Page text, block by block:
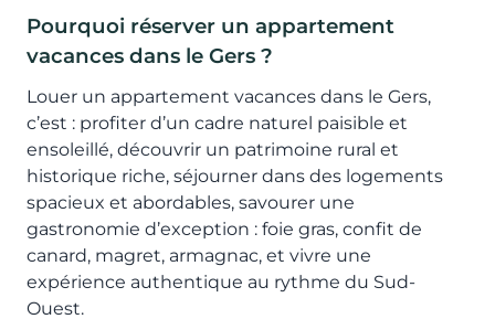
Pourquoi réserver un appartement
vacances dans le Gers ?
Louer un appartement vacances dans le Gers,
c’est : profiter d’un cadre naturel paisible et
ensoleillé, découvrir un patrimoine rural et
historique riche, séjourner dans des logements
spacieux et abordables, savourer une
gastronomie d’exception : foie gras, confit de
canard, magret, armagnac, et vivre une
expérience authentique au rythme du Sud-
Ouest.